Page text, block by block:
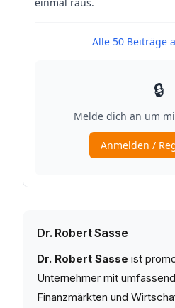
Dr. Robert Sasse
Dr. Robert Sasse ist
Unternehmer mit
Finanzmärkten und